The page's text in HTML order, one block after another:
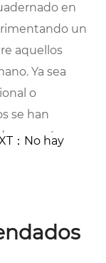
en
un
aquellos
Ya sea
o
se han
vez más
：No hay